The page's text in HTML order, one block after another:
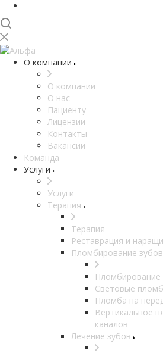
О компании
О компании
О нас
Пациенту
Лицензии
Контакты
Вакансии
Команда
Услуги
Услуги
Терапия
Терапия
Реставрация и
Пломбирование зубов
Пломбирование
Световые
Пломба на
Вертикальное
каналов
Лечение зубов